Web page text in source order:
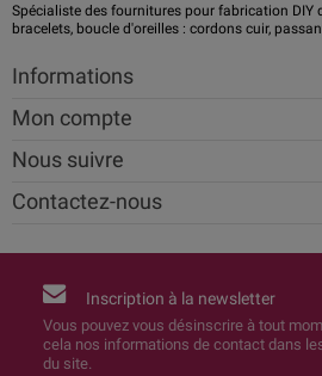
Spécialiste des fournitures pour fabrication DIY
bracelets, boucle d'oreilles : cordons cuir,
Informations
Mon compte
Nous suivre
Contactez-nous
Inscription à la newsletter
Vous pouvez vous désinscrire à tout
cela nos informations de contact dans
du site.